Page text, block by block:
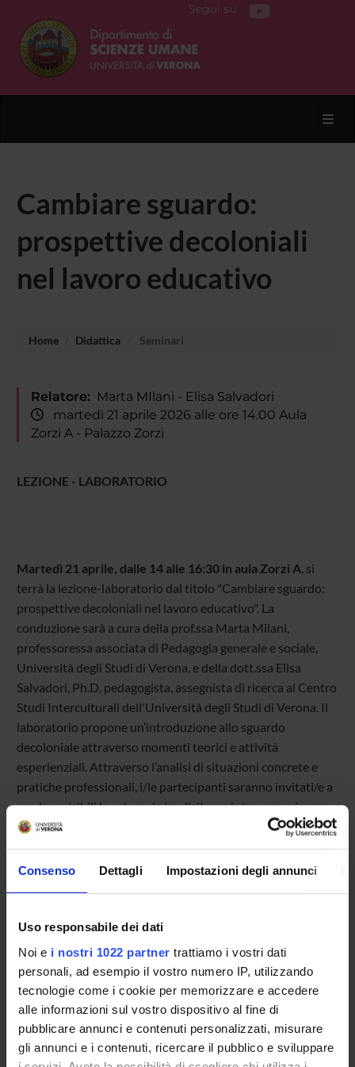
Consenso Dettagli Impostazioni degli annunci
Uso responsabile dei dati
Noi e i nostri 1022 partner trattiamo i vostri dati
personali, ad esempio il vostro numero IP, utilizzando
tecnologie come i cookie per memorizzare e accedere
alle informazioni sul vostro dispositivo al fine di
pubblicare annunci e contenuti personalizzati, misurare
gli annunci e i contenuti, ricercare il pubblico e sviluppare
Segui su
Cambiare sguardo:
prospettive decoloniali
nel lavoro educativo
Home Didattica Seminari
Relatore: Marta MIlani - Elisa Salvadori
martedì 21 aprile 2026 alle ore 14.00 Aula
Zorzi A - Palazzo Zorzi
LEZIONE - LABORATORIO
Martedì 21 aprile, dalle 14 alle 16:30 in aula Zorzi A, si
terrà la lezione-laboratorio dal titolo "Cambiare sguardo:
prospettive decoloniali nel lavoro educativo". La
conduzione sarà a cura della prof.ssa Marta Milani,
professoressa associata di Pedagogia generale e sociale,
Università degli Studi di Verona, e della dott.ssa Elisa
Salvadori, Ph.D, pedagogista, assegnista di ricerca al Centro
Studi Interculturali dell'Università degli Studi di Verona. Il
laboratorio propone un’introduzione allo sguardo
decoloniale attraverso momenti teorici e attività
esperienziali. Attraverso l’analisi di situazioni concrete e
pratiche professionali, i/le partecipanti saranno invitati/e a
rendere visibili le categorie implicite e a interrogare i
modelli culturali, i valori e le norme che orientano il lavoro
educativo. Il percorso vuole rappresentare un primo passo
verso una riflessione critica sul ruolo dei servizi educativi,
TITOLO FORMATO (LINGUA, DIMENSIONE, DATA
Locandina pdf (it, 567 KB, 15/04/26)